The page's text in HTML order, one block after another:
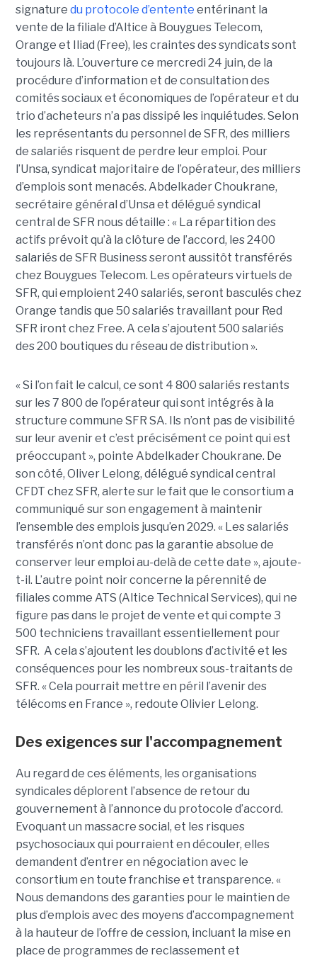
signature du protocole d’entente entérinant la
vente de la filiale d’Altice à Bouygues Telecom,
Orange et Iliad (Free), les craintes des syndicats sont
toujours là. L’ouverture ce mercredi 24 juin, de la
procédure d’information et de consultation des
comités sociaux et économiques de l’opérateur et du
trio d’acheteurs n’a pas dissipé les inquiétudes. Selon
les représentants du personnel de SFR, des milliers
de salariés risquent de perdre leur emploi. Pour
l’Unsa, syndicat majoritaire de l’opérateur, des milliers
d’emplois sont menacés. Abdelkader Choukrane,
secrétaire général d’Unsa et délégué syndical
central de SFR nous détaille : « La répartition des
actifs prévoit qu’à la clôture de l’accord, les 2400
salariés de SFR Business seront aussitôt transférés
chez Bouygues Telecom. Les opérateurs virtuels de
SFR, qui emploient 240 salariés, seront basculés chez
Orange tandis que 50 salariés travaillant pour Red
SFR iront chez Free. A cela s’ajoutent 500 salariés
des 200 boutiques du réseau de distribution ».
« Si l’on fait le calcul, ce sont 4 800 salariés restants
sur les 7 800 de l’opérateur qui sont intégrés à la
structure commune SFR SA. Ils n’ont pas de visibilité
sur leur avenir et c’est précisément ce point qui est
préoccupant », pointe Abdelkader Choukrane. De
son côté, Oliver Lelong, délégué syndical central
CFDT chez SFR, alerte sur le fait que le consortium a
communiqué sur son engagement à maintenir
l’ensemble des emplois jusqu’en 2029. « Les salariés
transférés n’ont donc pas la garantie absolue de
conserver leur emploi au-delà de cette date », ajoute-
t-il. L’autre point noir concerne la pérennité de
filiales comme ATS (Altice Technical Services), qui ne
figure pas dans le projet de vente et qui compte 3
500 techniciens travaillant essentiellement pour
SFR. A cela s’ajoutent les doublons d’activité et les
conséquences pour les nombreux sous-traitants de
SFR. « Cela pourrait mettre en péril l’avenir des
télécoms en France », redoute Olivier Lelong.
Des exigences sur l'accompagnement
Au regard de ces éléments, les organisations
syndicales déplorent l’absence de retour du
gouvernement à l’annonce du protocole d’accord.
Evoquant un massacre social, et les risques
psychosociaux qui pourraient en découler, elles
demandent d’entrer en négociation avec le
consortium en toute franchise et transparence. «
Nous demandons des garanties pour le maintien de
plus d’emplois avec des moyens d’accompagnement
à la hauteur de l’offre de cession, incluant la mise en
place de programmes de reclassement et